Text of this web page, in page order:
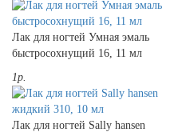
Лак для ногтей Умная эмаль
быстросохнущий 16, 11 мл
1р.
Лак для ногтей Sally hansen